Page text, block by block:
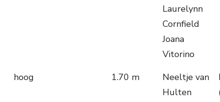
Laurelynn
Cornfield
Joana
Vitorino
hoog 1.70 m
Neeltje van
Hulten